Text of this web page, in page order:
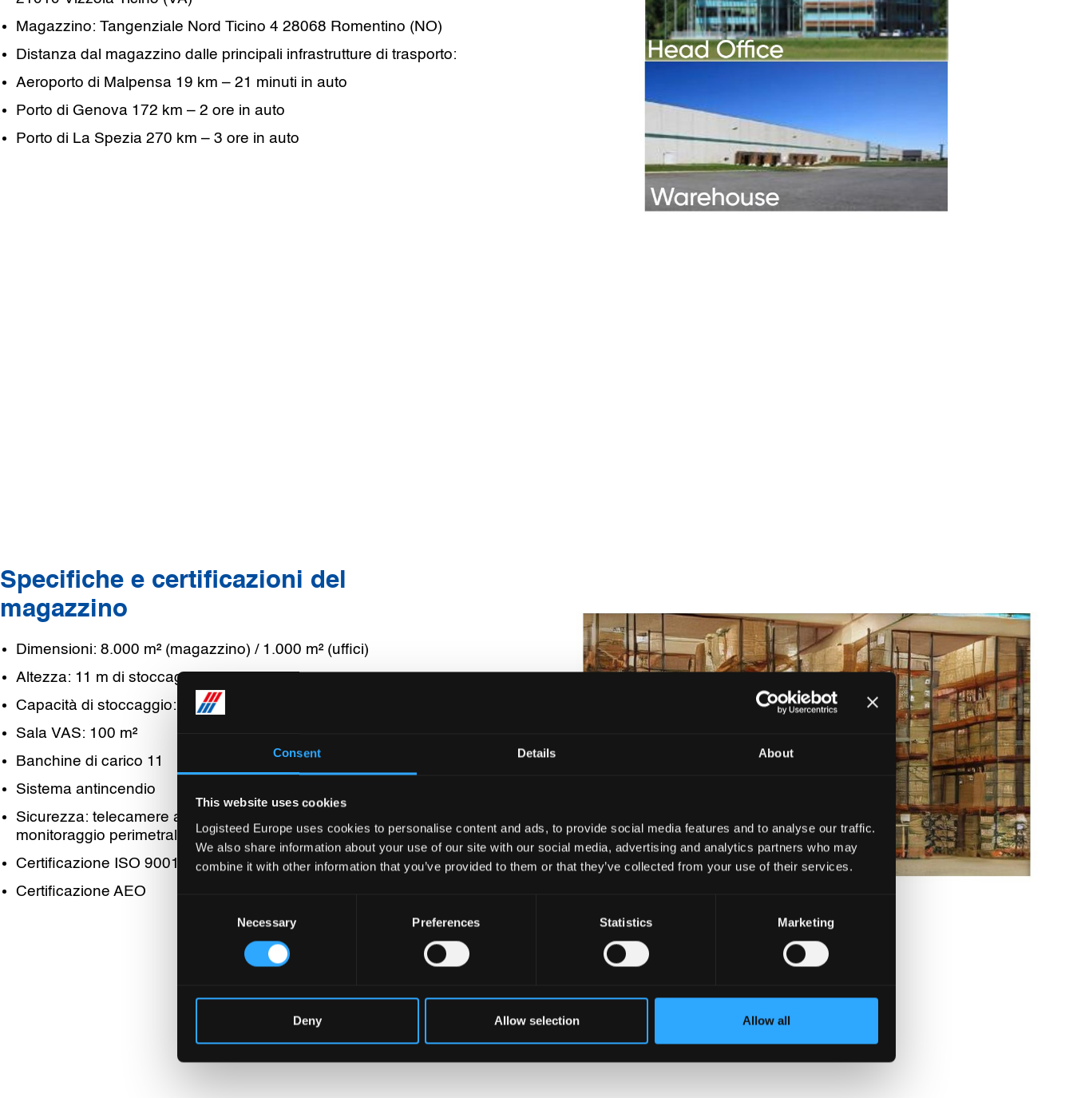
Consent Details About
This website uses cookies
Logisteed Europe uses cookies to personalise content and ads, to provide social media features and to analyse our traffic.
We also share information about your use of our site with our social media, advertising and analytics partners who may
combine it with other information that you’ve provided to them or that they’ve collected from your use of their services.
Necessary Preferences Statistics Marketing
Deny Allow selection Allow all
Magazzino: Tangenziale Nord Ticino 4 28068 Romentino (NO)
Distanza dal magazzino dalle principali infrastrutture di trasporto:
Aeroporto di Malpensa 19 km – 21 minuti in auto
Porto di Genova 172 km – 2 ore in auto
Porto di La Spezia 270 km – 3 ore in auto
Specifiche e certificazioni del
magazzino
Dimensioni: 8.000 m² (magazzino) / 1.000 m² (uffici)
Altezza: 11 m di stoccaggio
Capacità di stoccaggio: 8.000 posizioni pallet
Sala VAS: 100 m²
Banchine di carico 11
Sistema antincendio
Sicurezza: telecamere a circuito chiuso, sensori sulle porte,
monitoraggio perimetrale.
Certificazione ISO 9001
Certificazione AEO